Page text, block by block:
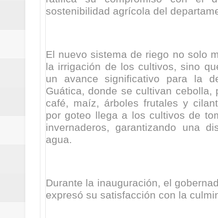
ReGioNetNoticias /
ReGionetNoticias /
acciones que impactan a más de
ReGioNetNoticias- MEDELLIN
excedió límites de emisión de
ReGioNetNoticias / Altas
Regionetnoticias / En solo dos
sostenibilidad agrícola del
El nuevo sistema de riego no solo
la irrigación de los cultivos, sino
un avance significativo para la
Guática, donde se cultivan cebolla,
café, maíz, árboles frutales y
por goteo llega a los cultivos de
invernaderos, garantizando una
agua.
Durante la inauguración, el
expresó su satisfacción con la